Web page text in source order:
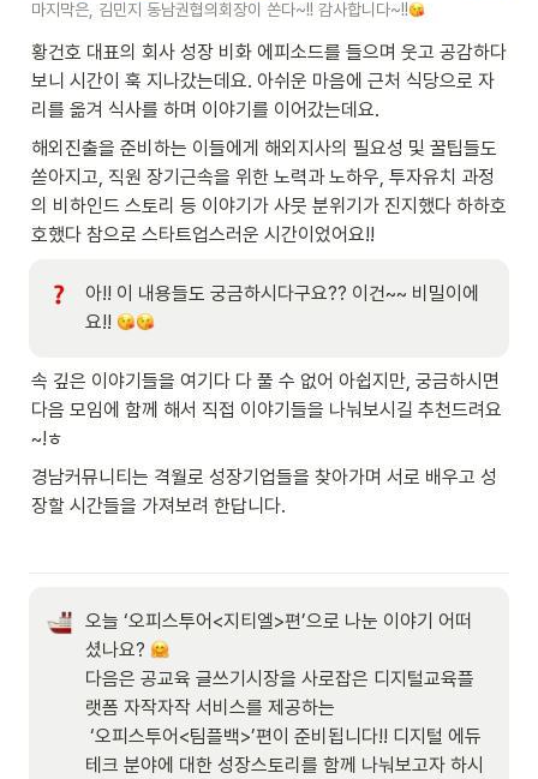
마지막은, 김민지 동남권협의회장이 쏜다~!! 감사합니다~!!
황건호 대표의 회사 성장 비화 에피소드를 들으며 웃고 공감하다
보니 시간이 훅 지나갔는데요. 아쉬운 마음에 근처 식당으로 자
리를 옮겨 식사를 하며 이야기를 이어갔는데요.
해외진출을 준비하는 이들에게 해외지사의 필요성 및 꿀팁들도
쏟아지고, 직원 장기근속을 위한 노력과 노하우, 투자유치 과정
의 비하인드 스토리 등 이야기가 사뭇 분위기가 진지했다 하하호
호했다 참으로 스타트업스러운 시간이었어요!!
아!! 이 내용들도 궁금하시다구요?? 이건~~ 비밀이에
요!!
속 깊은 이야기들을 여기다 다 풀 수 없어 아쉽지만, 궁금하시면
다음 모임에 함께 해서 직접 이야기들을 나눠보시길 추천드려요
~!ㅎ
경남커뮤니티는 격월로 성장기업들을 찾아가며 서로 배우고 성
장할 시간들을 가져보려 한답니다.
오늘 ‘오피스투어<지티엘>편’으로 나눈 이야기 어떠
셨나요?
다음은 공교육 글쓰기시장을 사로잡은 디지털교육플
랫폼 자작자작 서비스를 제공하는
테크 분야에 대한 성장스토리를 함께 나눠보고자 하시